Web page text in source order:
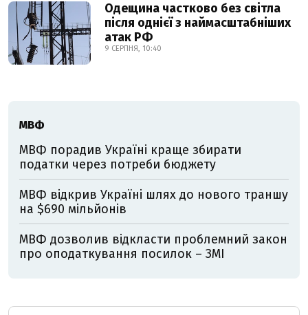
Одещина частково без світла
після однієї з наймасштабніших
атак РФ
9 СЕРПНЯ, 10:40
МВФ
МВФ порадив Україні краще збирати
податки через потреби бюджету
МВФ відкрив Україні шлях до нового траншу
на $690 мільйонів
МВФ дозволив відкласти проблемний закон
про оподаткування посилок – ЗМІ